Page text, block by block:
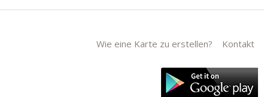
Wie eine Karte zu erstellen? Kontakt